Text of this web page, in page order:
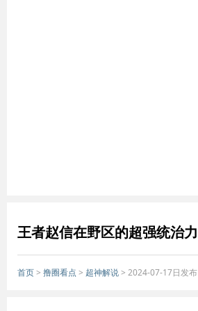
王者赵信在野区的超强统治力
首页> 撸圈看点 > 超神解说> 2024-07-17日发布